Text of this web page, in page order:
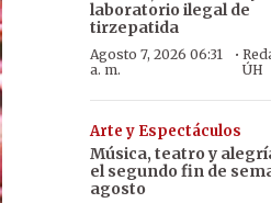
laboratorio ilegal de
tirzepatida
Agosto 7, 2026 06:31
a. m.
·
ÚH
Arte y Espectáculos
Música, teatro y
el segundo fin de
agosto